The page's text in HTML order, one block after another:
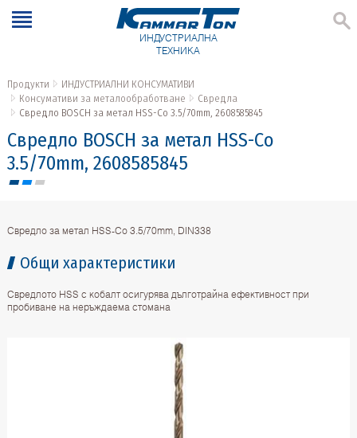
ИНДУСТРИАЛНА
ТЕХНИКА
Продукти
ИНДУСТРИАЛНИ КОНСУМАТИВИ
Консумативи за металообработване
Свредла
Свредло BOSCH за метал HSS-Co 3.5/70mm, 2608585845
Свредло BOSCH за метал HSS-Co
3.5/70mm, 2608585845
Свредло за метал HSS-Co 3.5/70mm, DIN338
Общи характеристики
Свредлото HSS с кобалт осигурява дълготрайна ефективност при
пробиване на неръждаема стомана